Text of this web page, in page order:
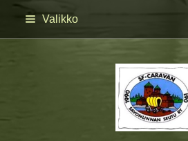
Siirry
sivun
sisältöön
Valikko
SFC